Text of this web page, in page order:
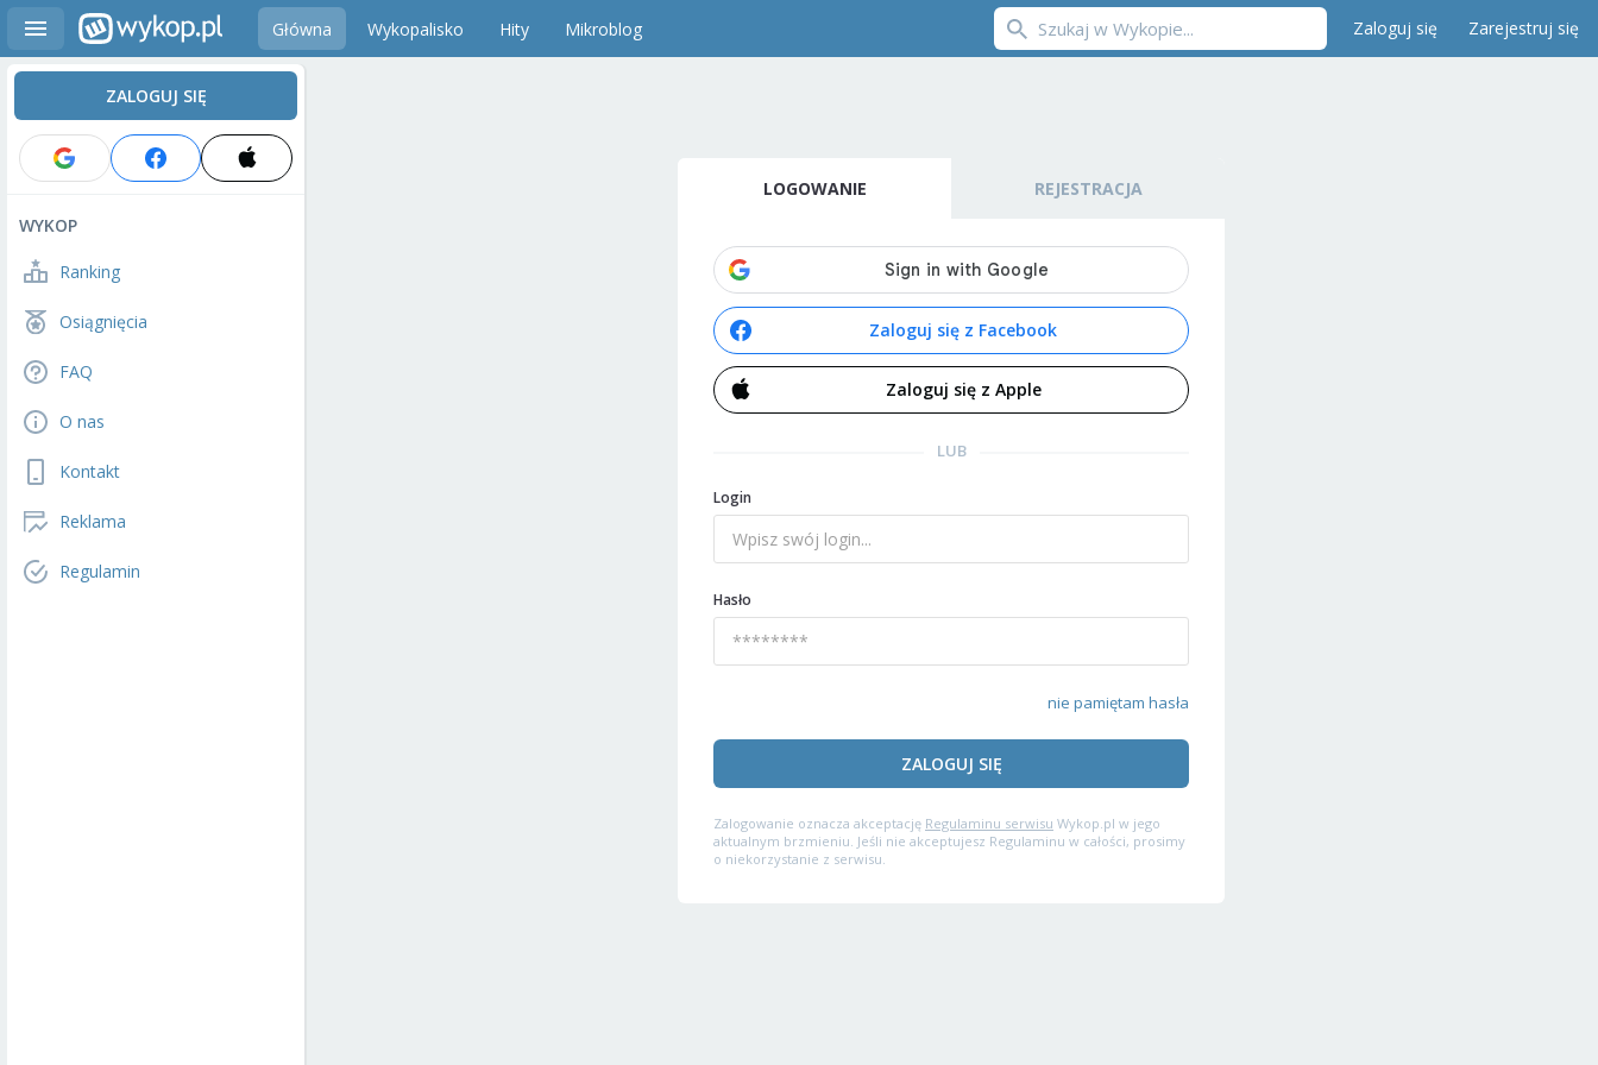
Główna Wykopalisko Hity Mikroblog Zaloguj się Zarejestruj się
ZALOGUJ SIĘ
WYKOP
Ranking
Osiągnięcia
FAQ
O nas
Kontakt
Reklama
Regulamin
LOGOWANIE REJESTRACJA
Zaloguj się z Facebook
Zaloguj się z Apple
LUB
Login
Hasło
nie pamiętam hasła
ZALOGUJ SIĘ
Zalogowanie oznacza akceptację Regulaminu serwisu Wykop.pl w jego
aktualnym brzmieniu. Jeśli nie akceptujesz Regulaminu w całości, prosimy
o niekorzystanie z serwisu.